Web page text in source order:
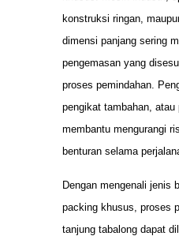
konstruksi ringan,
dimensi panjang sering
pengemasan yang
proses pemindahan.
pengikat tambahan,
membantu mengurangi
benturan selama
Dengan mengenali jenis
packing khusus, proses
tanjung tabalong dapat